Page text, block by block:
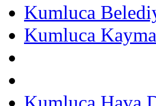
Kumluca
Kumluca